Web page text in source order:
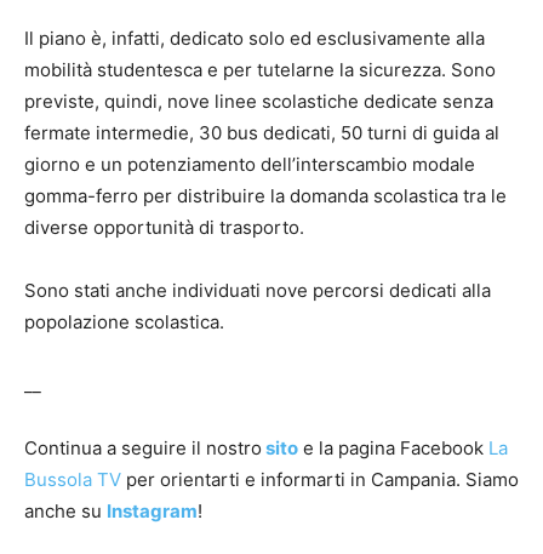
Il piano è, infatti, dedicato solo ed esclusivamente alla
mobilità studentesca e per tutelarne la sicurezza. Sono
previste, quindi, nove linee scolastiche dedicate senza
fermate intermedie, 30 bus dedicati, 50 turni di guida al
giorno e un potenziamento dell’interscambio modale
gomma-ferro per distribuire la domanda scolastica tra le
diverse opportunità di trasporto.
Sono stati anche individuati nove percorsi dedicati alla
popolazione scolastica.
Continua a seguire il nostro sito e la pagina Facebook La
Bussola TV per orientarti e informarti in Campania. Siamo
anche su Instagram!